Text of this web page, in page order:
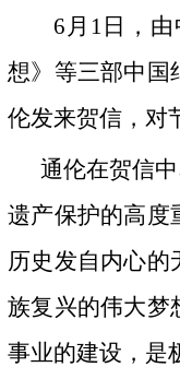
6月1日，
想》等三部中国
伦发来贺信，对
通伦在贺信
遗产保护的高度
历史发自内心的
族复兴的伟大梦
事业的建设，是